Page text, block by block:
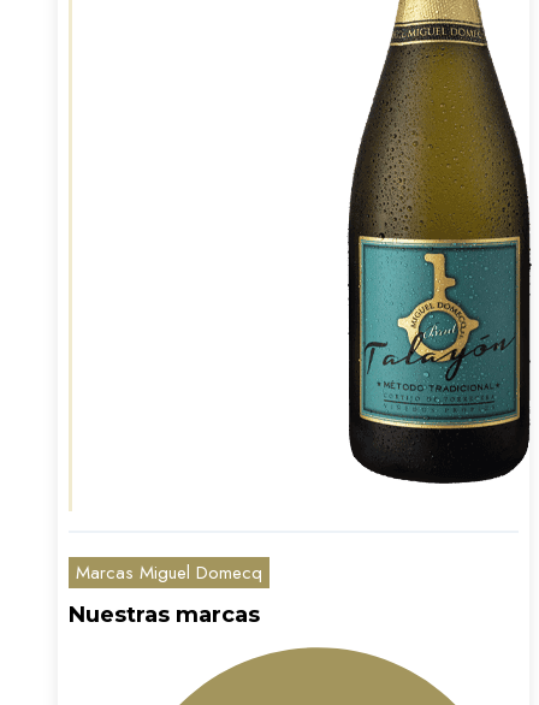
Marcas Miguel Domecq
Nuestras marcas